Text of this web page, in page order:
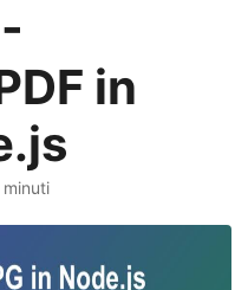
in
minuti